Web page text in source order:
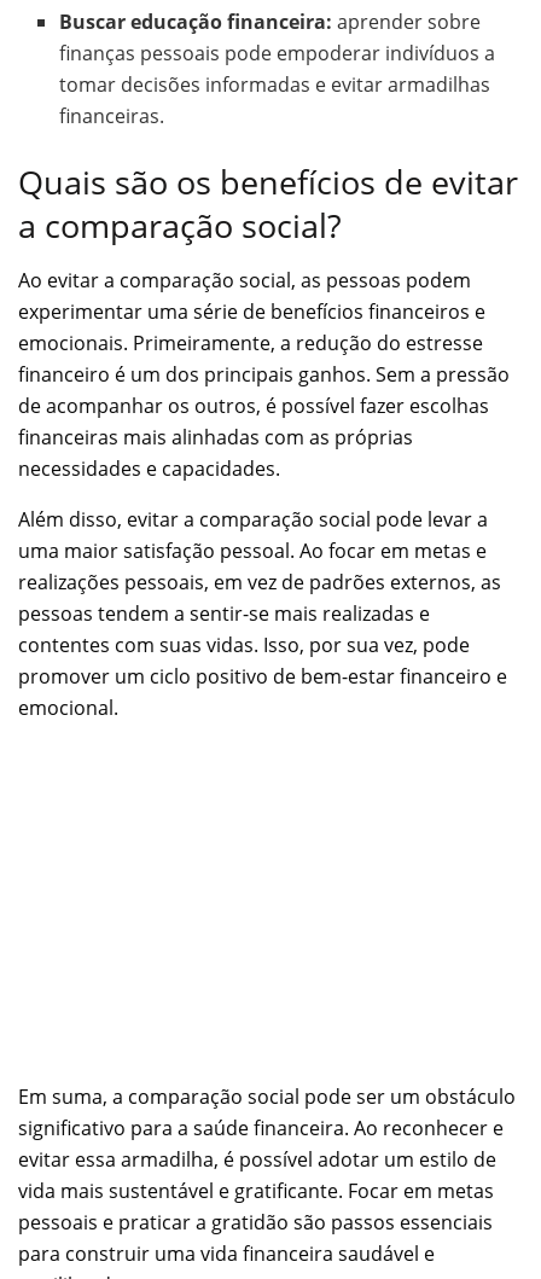
Buscar educação financeira: aprender sobre
finanças pessoais pode empoderar indivíduos a
tomar decisões informadas e evitar armadilhas
financeiras.
Quais são os benefícios de evitar
a comparação social?
Ao evitar a comparação social, as pessoas podem
experimentar uma série de benefícios financeiros e
emocionais. Primeiramente, a redução do estresse
financeiro é um dos principais ganhos. Sem a pressão
de acompanhar os outros, é possível fazer escolhas
financeiras mais alinhadas com as próprias
necessidades e capacidades.
Além disso, evitar a comparação social pode levar a
uma maior satisfação pessoal. Ao focar em metas e
realizações pessoais, em vez de padrões externos, as
pessoas tendem a sentir-se mais realizadas e
contentes com suas vidas. Isso, por sua vez, pode
promover um ciclo positivo de bem-estar financeiro e
emocional.
Em suma, a comparação social pode ser um obstáculo
significativo para a saúde financeira. Ao reconhecer e
evitar essa armadilha, é possível adotar um estilo de
vida mais sustentável e gratificante. Focar em metas
pessoais e praticar a gratidão são passos essenciais
para construir uma vida financeira saudável e